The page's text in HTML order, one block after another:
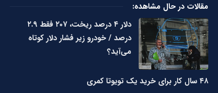
مقالات در حال مشاهده:
دلار ۴ درصد ریخت، ۲۰۷ فقط ۲.۹
درصد / خودرو زیر فشار دلار کوتاه
می‌آید؟
۴۸ سال کار برای خرید یک تویوتا کمری